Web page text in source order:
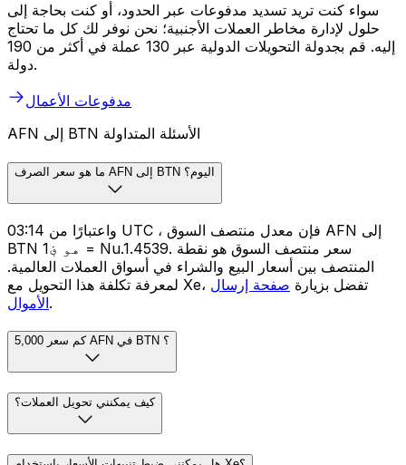
سواء كنت تريد تسديد مدفوعات عبر الحدود، أو كنت بحاجة إلى
حلول لإدارة مخاطر العملات الأجنبية؛ نحن نوفر لك كل ما تحتاج
إليه. قم بجدولة التحويلات الدولية عبر 130 عملة في أكثر من 190
دولة.
مدفوعات الأعمال
AFN إلى BTN الأسئلة المتداولة
ما هو سعر الصرف AFN إلى BTN اليوم؟
واعتبارًا من 03:14 UTC ، فإن معدل منتصف السوق AFN إلى
BTN هو ؋1 = Nu.1.4539. سعر منتصف السوق هو نقطة
المنتصف بين أسعار البيع والشراء في أسواق العملات العالمية.
لمعرفة تكلفة هذا التحويل مع Xe، تفضل بزيارة صفحة إرسال
الأموال.
كم سعر 5,000 AFN في BTN ؟
كيف يمكنني تحويل العملات؟